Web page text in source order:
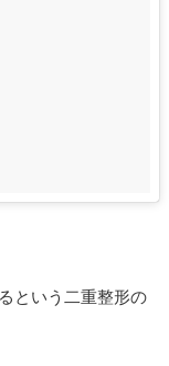
という二重整形の